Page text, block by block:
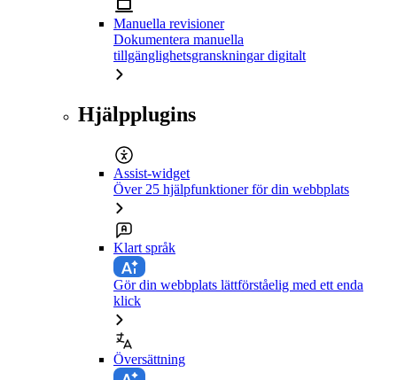
Manuella revisioner
Dokumentera manuella
tillgänglighetsgranskningar digitalt
Hjälpplugins
Assist-widget
Över 25 hjälpfunktioner för din webbplats
Klart språk
Gör din webbplats lättförståelig med ett enda
klick
Översättning